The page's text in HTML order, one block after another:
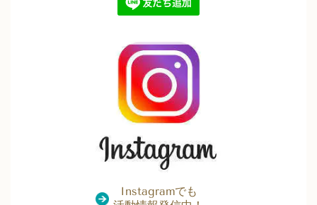
Instagramでも